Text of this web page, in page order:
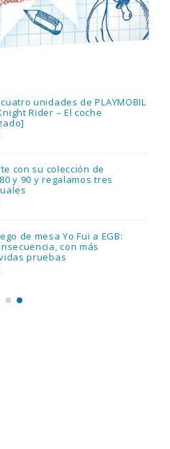
unidades de PLAYMOBIL
Rider – El coche
con su colección de
y 90 y regalamos tres
de mesa Yo Fui a EGB:
con más
pruebas